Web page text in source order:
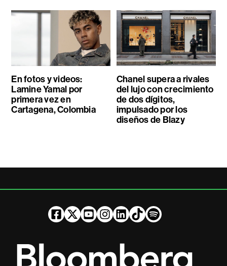
En fotos y videos:
Lamine Yamal por
primera vez en
Cartagena, Colombia
Chanel supera a rivales
del lujo con crecimiento
de dos dígitos,
impulsado por los
diseños de Blazy